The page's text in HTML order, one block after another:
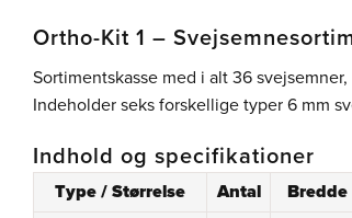
Ortho-Kit 1 –
Sortimentskasse med i alt 36
Indeholder seks forskellige typer 6 mm
Indhold og specifikationer
Type / Størrelse Antal Bredde